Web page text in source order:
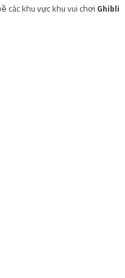
các khu vực khu vui chơi Ghibli